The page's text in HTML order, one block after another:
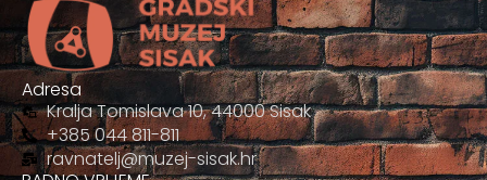
Adresa
Kralja Tomislava 10, 44000 Sisak
+385 044 811-811
ravnatelj@muzej-sisak.hr